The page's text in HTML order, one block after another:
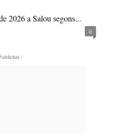
2026 a Salou segons...
0
-